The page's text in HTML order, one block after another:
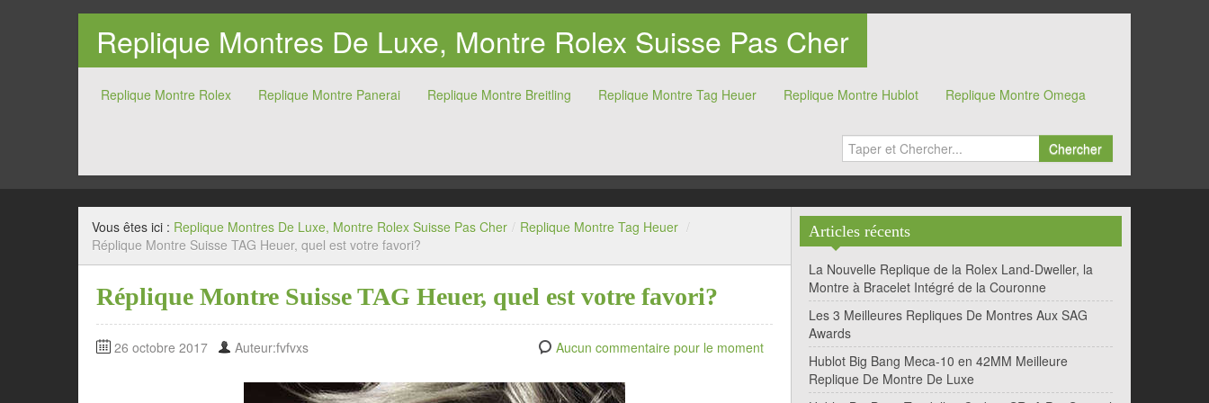
Replique Montres De Luxe, Montre Rolex Suisse Pas Cher
Replique Montre Rolex Replique Montre Panerai Replique Montre Breitling Replique Montre Tag Heuer Replique Montre Hublot Replique Montre Omega
Chercher
Vous êtes ici : Replique Montres De Luxe, Montre Rolex Suisse Pas Cher / Replique Montre Tag Heuer /
Réplique Montre Suisse TAG Heuer, quel est votre favori?
Réplique Montre Suisse TAG Heuer, quel est votre favori?
26 octobre 2017 Auteur:fvfvxs Aucun commentaire pour le moment
Articles récents
La Nouvelle Replique de la Rolex Land-Dweller, la
Montre à Bracelet Intégré de la Couronne
Les 3 Meilleures Repliques De Montres Aux SAG
Awards
Hublot Big Bang Meca-10 en 42MM Meilleure
Replique De Montre De Luxe